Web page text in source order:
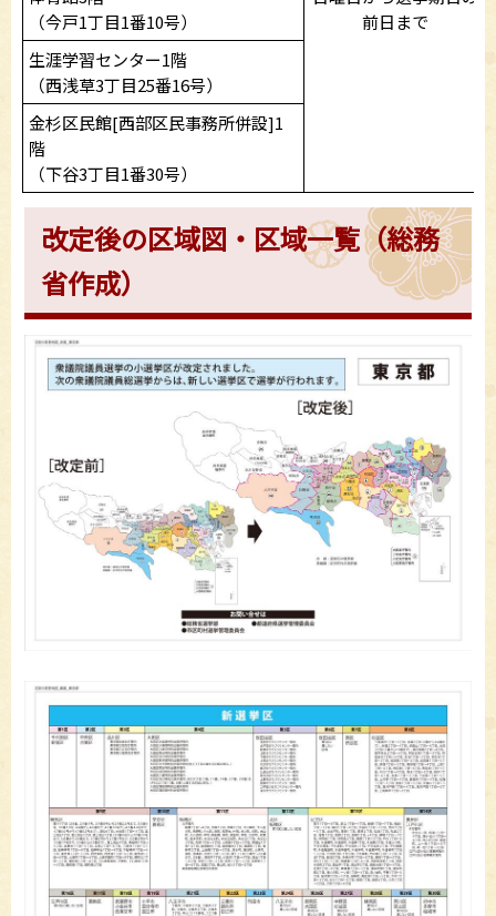
前日まで
（今戸1丁目1番10号）
生涯学習センター1階
（西浅草3丁目25番16号）
金杉区民館[西部区民事務所併設]1
階
（下谷3丁目1番30号）
改定後の区域図・区域一覧（総務
省作成）